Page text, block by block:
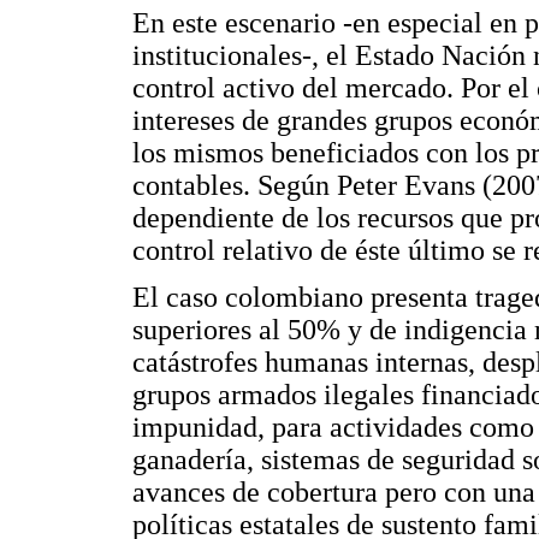
En este escenario -en especial en
institucionales-, el Estado Nación
control activo del mercado. Por
intereses de grandes grupos
los mismos beneficiados con los
contables. Según Peter Evans
dependiente de los recursos que
control relativo de éste último se
El caso colombiano presenta
superiores al 50% y de
catástrofes humanas internas,
grupos armados ilegales
impunidad, para actividades
ganadería, sistemas de
avances de cobertura pero con
políticas estatales de sustento